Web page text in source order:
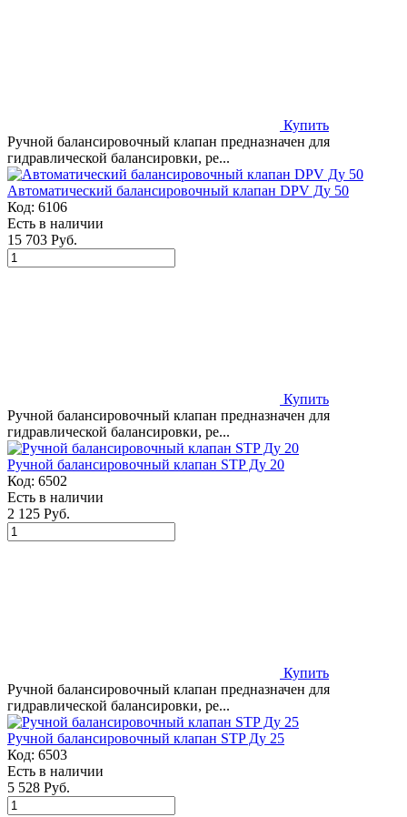
Купить
Ручной балансировочный клапан предназначен для
гидравлической балансировки, ре...
Автоматический балансировочный клапан DPV Ду 50
Код: 6106
Есть в наличии
15 703 Руб.
Купить
Ручной балансировочный клапан предназначен для
гидравлической балансировки, ре...
Ручной балансировочный клапан STP Ду 20
Код: 6502
Есть в наличии
2 125 Руб.
Купить
Ручной балансировочный клапан предназначен для
гидравлической балансировки, ре...
Ручной балансировочный клапан STP Ду 25
Код: 6503
Есть в наличии
5 528 Руб.